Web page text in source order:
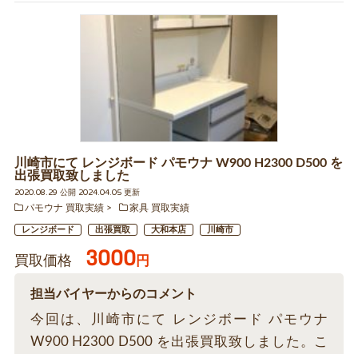
川崎市にて レンジボード パモウナ W900 H2300 D500 を
出張買取致しました
2020.08.29 公開 2024.04.05 更新
パモウナ 買取実績
家具 買取実績
レンジボード 出張買取 大和本店 川崎市
買取価格 3000円
担当バイヤーからのコメント
今回は、川崎市にて レンジボード パモウナ
W900 H2300 D500 を出張買取致しました。こ